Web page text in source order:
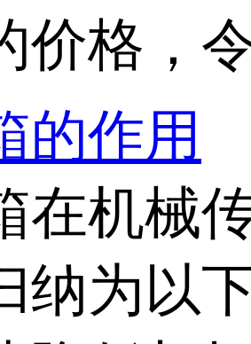
价格，
的作用
在机械
纳为以